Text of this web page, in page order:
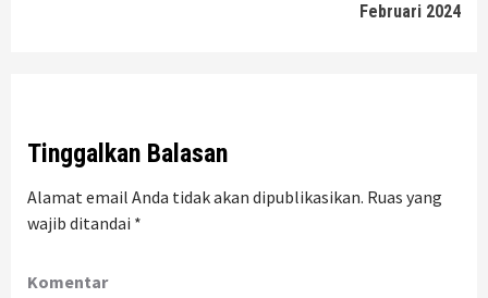
Februari 2024
Tinggalkan Balasan
Alamat email Anda tidak akan dipublikasikan. Ruas yang
wajib ditandai *
Komentar